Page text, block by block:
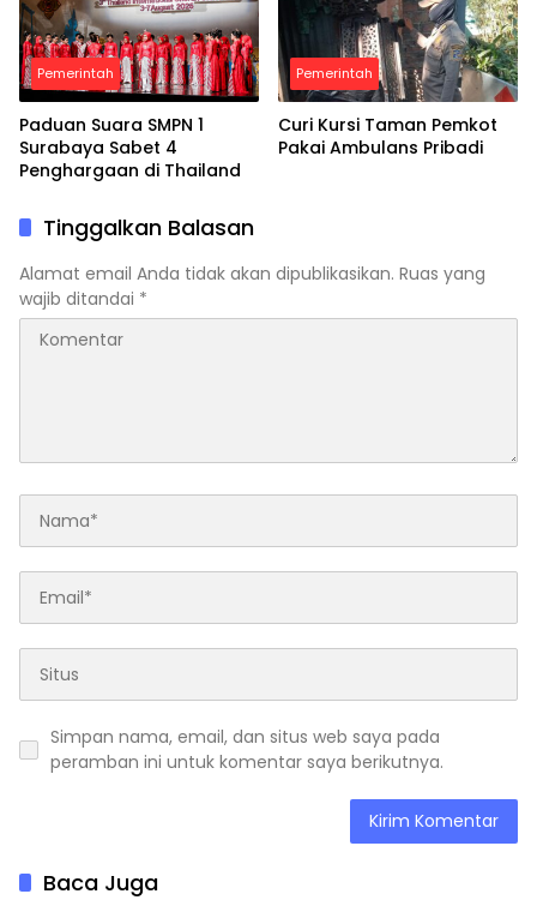
Pemerintah
Paduan Suara SMPN 1
Surabaya Sabet 4
Penghargaan di Thailand
Pemerintah
Curi Kursi Taman Pemkot
Pakai Ambulans Pribadi
Tinggalkan Balasan
Alamat email Anda tidak akan dipublikasikan. Ruas yang
wajib ditandai *
Simpan nama, email, dan situs web saya pada
peramban ini untuk komentar saya berikutnya.
Baca Juga